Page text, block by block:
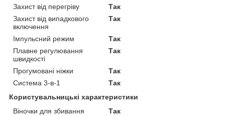
Захист від перегріву
Так
Захист від випадкового
включення
Так
Імпульсний режим
Так
Плавне регулювання
швидкості
Так
Прогумовані ніжки
Так
Система 3-в-1
Так
Користувальницькі характеристики
Віночки для збивання
Так